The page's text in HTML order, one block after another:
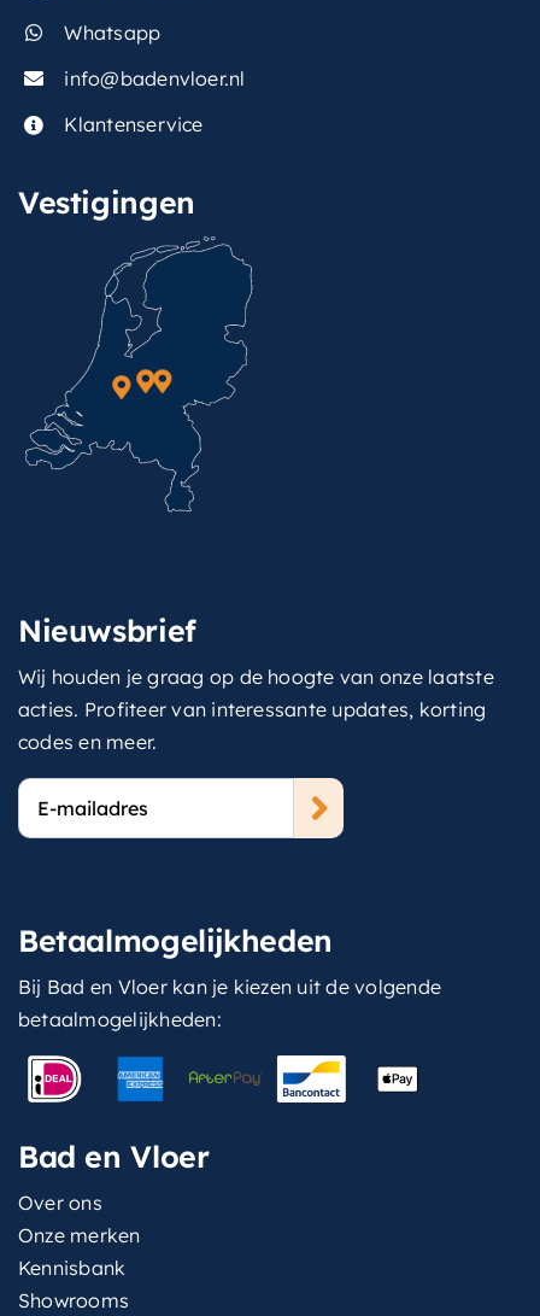
Whatsapp
info@badenvloer.nl
Klantenservice
Vestigingen
Nieuwsbrief
Wij houden je graag op de hoogte van onze laatste
acties. Profiteer van interessante updates, korting
codes en meer.
E-
mailadres
Betaalmogelijkheden
Bij Bad en Vloer kan je kiezen uit de volgende
betaalmogelijkheden:
Bad en Vloer
Over ons
Onze merken
Kennisbank
Showrooms